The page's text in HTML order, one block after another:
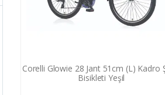
Corelli Glowie 28 Jant 51cm (L) Kadro
Bisikleti Yeşil